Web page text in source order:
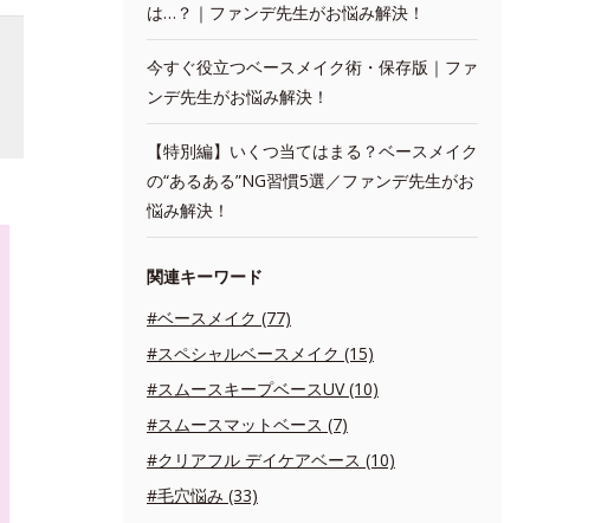
は…？｜ファンデ先生がお悩み解決！
今すぐ役立つベースメイク術・保存版｜ファ
ンデ先生がお悩み解決！
【特別編】いくつ当てはまる？ベースメイク
の“あるある”NG習慣5選／ファンデ先生がお
悩み解決！
関連キーワード
#ベースメイク (77)
#スペシャルベースメイク (15)
#スムースキープベースUV (10)
#スムースマットベース (7)
#クリアフル デイケアベース (10)
#毛穴悩み (33)